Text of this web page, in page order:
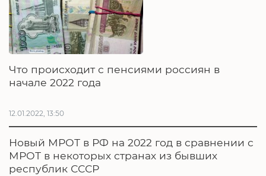
Что происходит с пенсиями россиян в
начале 2022 года
12.01.2022, 13:50
Новый МРОТ в РФ на 2022 год в сравнении с
МРОТ в некоторых странах из бывших
республик СССР